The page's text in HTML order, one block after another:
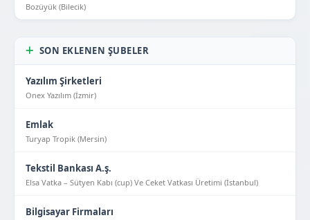
Bozüyük (Bilecik)
SON EKLENEN ŞUBELER
Yazılım Şirketleri
Onex Yazılım (İzmir)
Emlak
Turyap Tropik (Mersin)
Tekstil Bankası A.ş.
Elsa Vatka – Sütyen Kabı (cup) Ve Ceket Vatkası Üretimi (İstanbul)
Bilgisayar Firmaları